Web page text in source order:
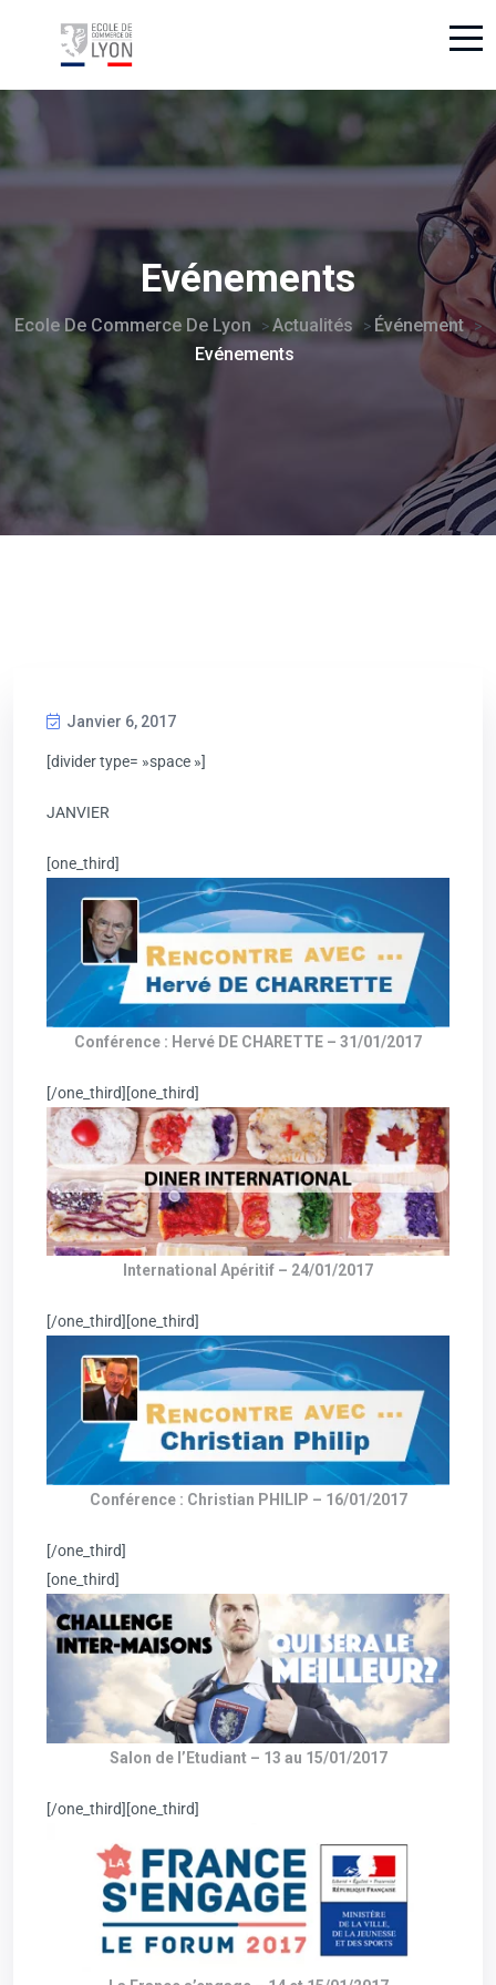
Evénements
Ecole De Commerce De Lyon >Actualités > Événement >
Evénements
Janvier 6, 2017
[divider type= »space »]
JANVIER
[one_third]
Conférence : Hervé DE CHARETTE – 31/01/2017
[/one_third][one_third]
International Apéritif – 24/01/2017
[/one_third][one_third]
Conférence : Christian PHILIP – 16/01/2017
[/one_third]
[one_third]
Salon de l’Etudiant – 13 au 15/01/2017
[/one_third][one_third]